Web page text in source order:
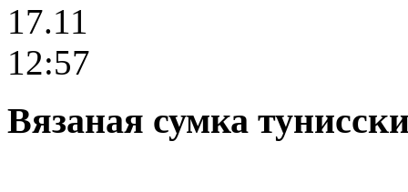
17.11
12:57
Вязаная сумка